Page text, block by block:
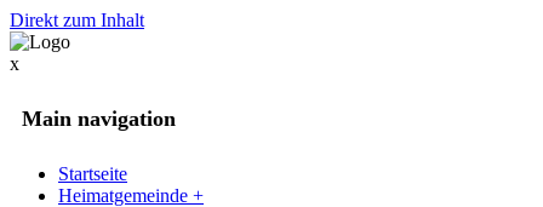
Direkt zum Inhalt
x
Main navigation
Startseite
Heimatgemeinde +